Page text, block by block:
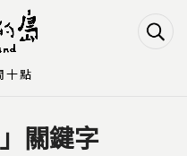
content
關鍵字
十點